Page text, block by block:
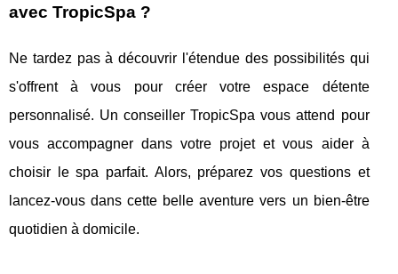
avec TropicSpa ?
Ne tardez pas à découvrir l'étendue des possibilités qui
s'offrent à vous pour créer votre espace détente
personnalisé. Un conseiller TropicSpa vous attend pour
vous accompagner dans votre projet et vous aider à
choisir le spa parfait. Alors, préparez vos questions et
lancez-vous dans cette belle aventure vers un bien-être
quotidien à domicile.